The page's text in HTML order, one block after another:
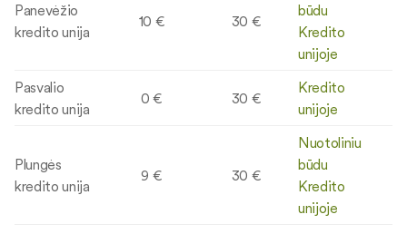
Panevėžio
kredito unija
10 € 30 €
būdu
Kredito
unijoje
Pasvalio
kredito unija
0 € 30 €
Kredito
unijoje
Plungės
kredito unija
9 € 30 €
Nuotoliniu
būdu
Kredito
unijoje